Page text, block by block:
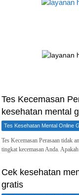
Tes Kecemasan
kesehatan mental
Tes Kesehatan Mental Online
Tes Kecemasan Perasaan tidak
tingkat kecemasan Anda.
Cek kesehatan
gratis